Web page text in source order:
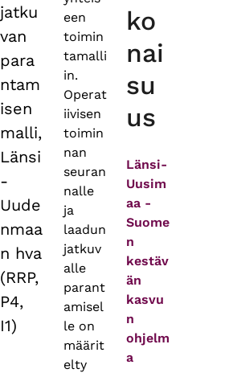
jatku
van
para
ntam
isen
malli,
Länsi
-
Uude
nmaa
n hva
(RRP,
P4,
I1)​
een
toimin
tamalli
in.
Operat
iivisen
toimin
nan
seuran
nalle
ja
laadun
jatkuv
alle
parant
amisel
le on
määrit
elty
ko
nai
su
us
Länsi-
Uusim
aa -
Suome
n
kestäv
än
kasvu
n
ohjelm
a